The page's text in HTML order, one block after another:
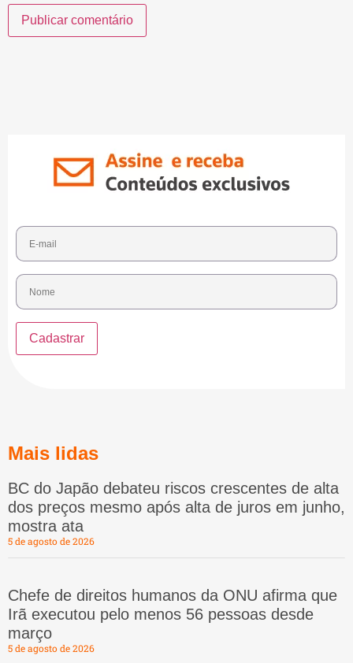
Mais lidas
BC do Japão debateu riscos crescentes de alta
dos preços mesmo após alta de juros em junho,
mostra ata
5 de agosto de 2026
Chefe de direitos humanos da ONU afirma que
Irã executou pelo menos 56 pessoas desde
março
5 de agosto de 2026